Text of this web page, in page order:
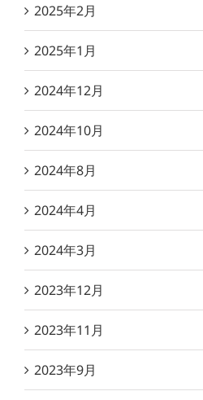
2025年2月
2025年1月
2024年12月
2024年10月
2024年8月
2024年4月
2024年3月
2023年12月
2023年11月
2023年9月